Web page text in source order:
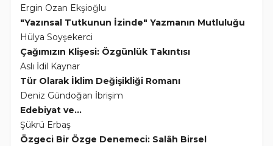
Ergin Ozan Ekşioğlu
"Yazınsal Tutkunun İzinde" Yazmanın Mutluluğu
Hülya Soyşekerci
Çağımızın Klişesi: Özgünlük Takıntısı
Aslı İdil Kaynar
Tür Olarak İklim Değişikliği Romanı
Deniz Gündoğan İbrişim
Edebiyat ve...
Şükrü Erbaş
Özgeci Bir Özge Denemeci: Salâh Birsel